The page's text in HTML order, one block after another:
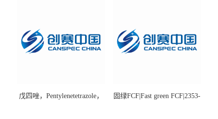
戊四唑，Pentylenetetrazole，
固绿FCF|Fast green FCF|2353-